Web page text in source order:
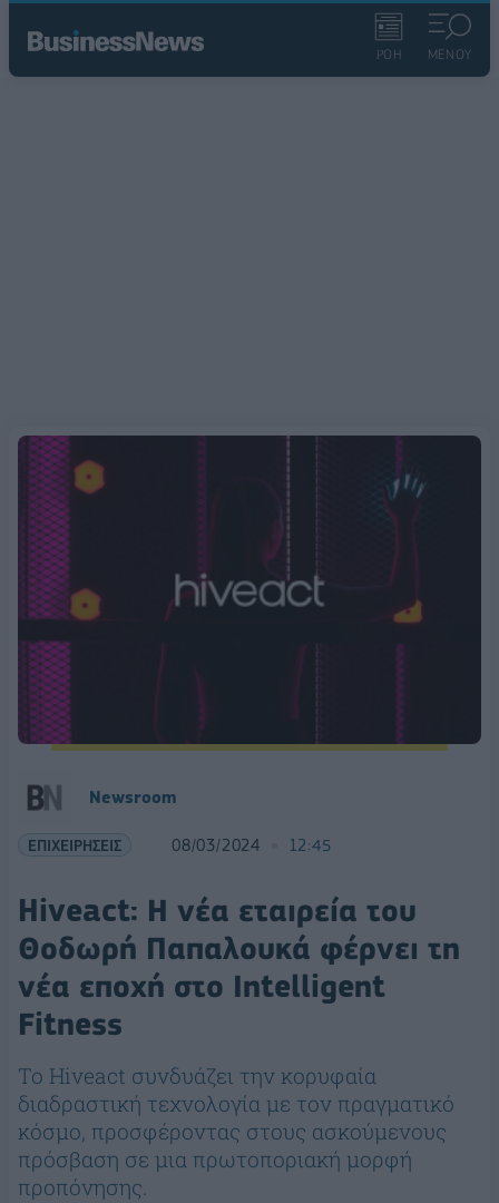
ΡΟΗ ΜΕΝΟΥ
Newsroom
ΕΠΙΧΕΙΡΗΣΕΙΣ 08/03/2024 12:45
Hiveact: Η νέα εταιρεία του
Θοδωρή Παπαλουκά φέρνει τη
νέα εποχή στο Intelligent
Fitness
Το Hiveact συνδυάζει την κορυφαία
διαδραστική τεχνολογία με τον πραγματικό
κόσμο, προσφέροντας στους ασκούμενους
πρόσβαση σε μια πρωτοποριακή μορφή
προπόνησης.